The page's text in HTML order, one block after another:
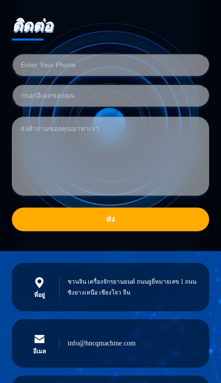
ติดต่อ
ส่ง
ที่อยู่
ชวนจิน เครื่องจักรยานยนต์ ถนนยูยี่หมายเลข 1 ถนน
ซิงยางเหนือ เชียงโจว จีน
อีเมล
info@hncqmachine.com